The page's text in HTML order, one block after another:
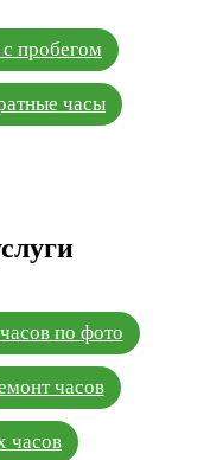
пробегом
часы
по фото
часов
часов